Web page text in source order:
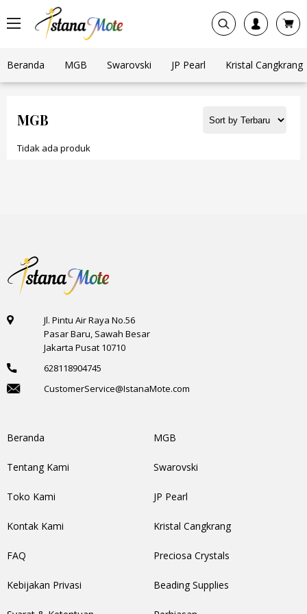
Beranda MGB Swarovski JP Pearl Kristal Cangkrang
MGB
Tidak ada produk
Jl. Pintu Air Raya No.56
Pasar Baru, Sawah Besar
Jakarta Pusat 10710
628118904745
CustomerService@IstanaMote.com
Beranda
Tentang Kami
Toko Kami
Kontak Kami
FAQ
Kebijakan Privasi
MGB
Swarovski
JP Pearl
Kristal Cangkrang
Preciosa Crystals
Beading Supplies